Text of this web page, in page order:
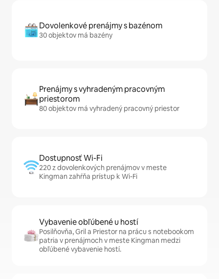
Dovolenkové prenájmy s bazénom
30 objektov má bazény
Prenájmy s vyhradeným pracovným
priestorom
80 objektov má vyhradený pracovný priestor
Dostupnosť Wi-Fi
220 z dovolenkových prenájmov v meste
Kingman zahŕňa prístup k Wi-Fi
Vybavenie obľúbené u hostí
Posilňovňa, Gril a Priestor na prácu s notebookom
patria v prenájmoch v meste Kingman medzi
obľúbené vybavenie hostí.